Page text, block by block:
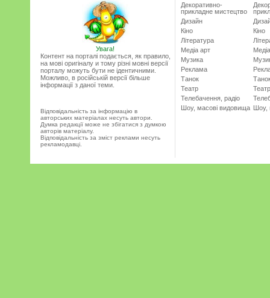
Увага!
Контент на порталі подається, як правило,
на мові оригіналу и тому різні мовні версії
порталу можуть бути не ідентичними.
Можливо, в російській версії більше
інформації з даної теми.
Відповідальність за інформацію в
авторських матеріалах несуть автори.
Думка редакції може не збігатися з думкою
авторів матеріалу.
Відповідальність за зміст реклами несуть
рекламодавці.
Декоративно-
прикладне мистецтво
Дизайн
Кіно
Література
Медіа арт
Музика
Реклама
Танок
Театр
Телебачення, радіо
Шоу, масові видовища
Кіно
Театр
Шоу,